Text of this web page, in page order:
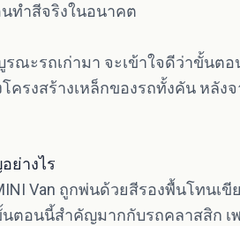
ทำสีจริงในอนาคต
ณะรถเก่ามา จะเข้าใจดีว่าขั้นต
ครงสร้างเหล็กของรถทั้งคัน หลัง
ย่างไร
Van ถูกพ่นด้วยสีรองพื้นโทนเ
ตอนนี้สำคัญมากกับรถคลาสสิก เ